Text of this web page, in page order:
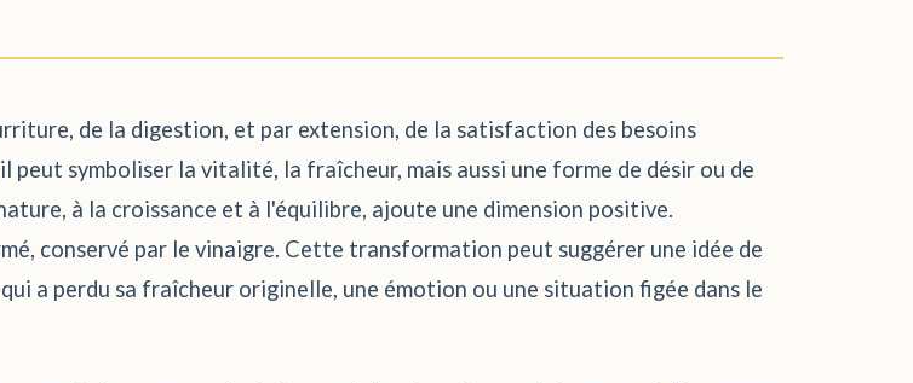
de la digestion, et par extension, de la satisfaction des besoins
symboliser la vitalité, la fraîcheur, mais aussi une forme de désir ou de
à la croissance et à l'équilibre, ajoute une dimension positive.
conservé par le vinaigre. Cette transformation peut suggérer une idée de
a perdu sa fraîcheur originelle, une émotion ou une situation figée dans le